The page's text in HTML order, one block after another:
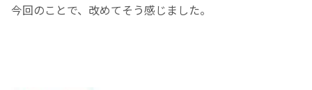
今回のことで、改めてそう感じました。